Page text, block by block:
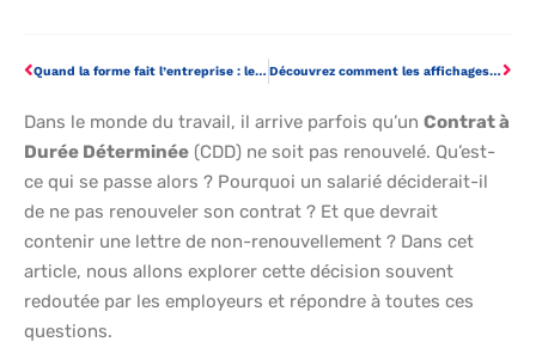
Quand la forme fait l’entreprise : le secret des actes de commerce dévoilé Découvrez comment les affichages horaires révolutionnent la vie en entreprise
Dans le monde du travail, il arrive parfois qu’un Contrat à
Durée Déterminée (CDD) ne soit pas renouvelé. Qu’est-
ce qui se passe alors ? Pourquoi un salarié déciderait-il
de ne pas renouveler son contrat ? Et que devrait
contenir une lettre de non-renouvellement ? Dans cet
article, nous allons explorer cette décision souvent
redoutée par les employeurs et répondre à toutes ces
questions.